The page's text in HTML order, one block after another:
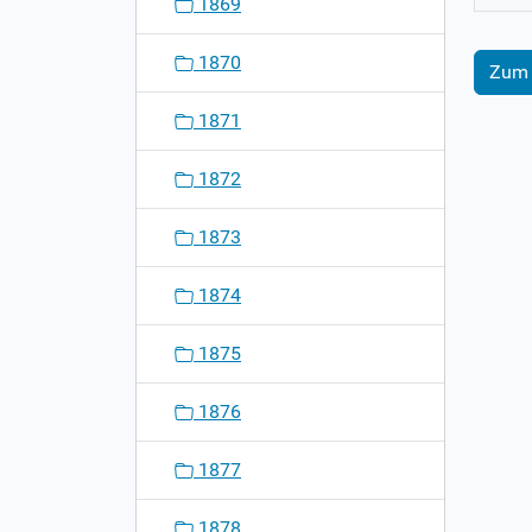
Zum
1870
1871
1872
1873
1874
1875
1876
1877